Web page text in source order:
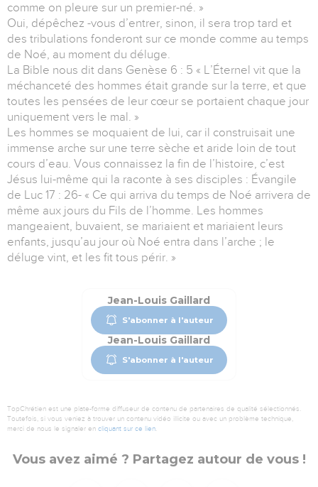
comme on pleure sur un premier-né. »
Oui, dépêchez -vous d’entrer, sinon, il sera trop tard et
des tribulations fonderont sur ce monde comme au temps
de Noé, au moment du déluge.
La Bible nous dit dans Genèse 6 : 5 « L’Éternel vit que la
méchanceté des hommes était grande sur la terre, et que
toutes les pensées de leur cœur se portaient chaque jour
uniquement vers le mal. »
Les hommes se moquaient de lui, car il construisait une
immense arche sur une terre sèche et aride loin de tout
cours d’eau. Vous connaissez la fin de l’histoire, c’est
Jésus lui-même qui la raconte à ses disciples : Évangile
de Luc 17 : 26- « Ce qui arriva du temps de Noé arrivera de
même aux jours du Fils de l’homme. Les hommes
mangeaient, buvaient, se mariaient et mariaient leurs
enfants, jusqu’au jour où Noé entra dans l’arche ; le
déluge vint, et les fit tous périr. »
Jean-Louis Gaillard
S'abonner à l'auteur
Jean-Louis Gaillard
S'abonner à l'auteur
TopChrétien est une plate-forme diffuseur de contenu de partenaires de qualité sélectionnés.
Toutefois, si vous veniez à trouver un contenu vidéo illicite ou avec un problème technique,
merci de nous le signaler en cliquant sur ce lien.
Vous avez aimé ? Partagez autour de vous !